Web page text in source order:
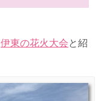
伊東の花火大会と紹